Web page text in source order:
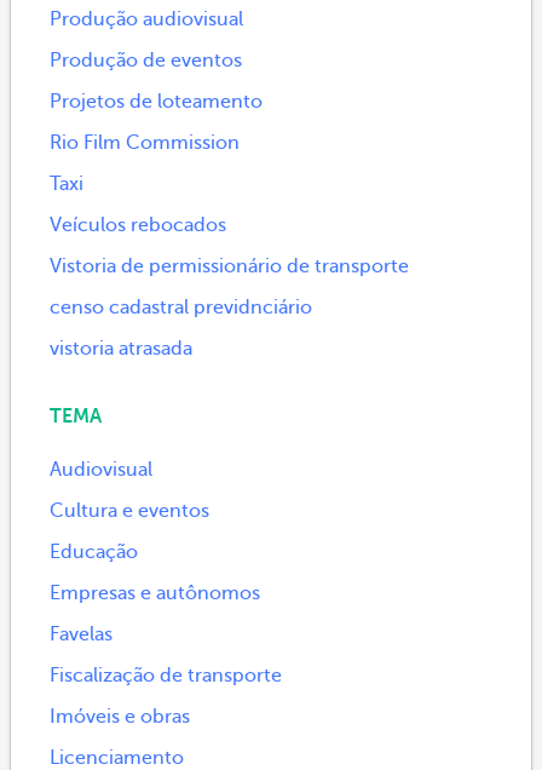
Produção audiovisual
Produção de eventos
Projetos de loteamento
Rio Film Commission
Taxi
Veículos rebocados
Vistoria de permissionário de transporte
censo cadastral previdnciário
vistoria atrasada
TEMA
Audiovisual
Cultura e eventos
Educação
Empresas e autônomos
Favelas
Fiscalização de transporte
Imóveis e obras
Licenciamento